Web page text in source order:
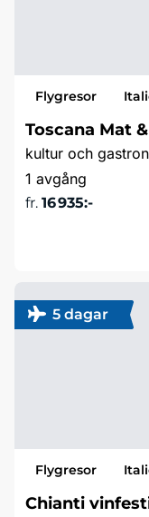
Flygresor
Toscana Mat
kultur och
1 avgång
fr. 16 935:-
5 dagar
Flygresor
Chianti